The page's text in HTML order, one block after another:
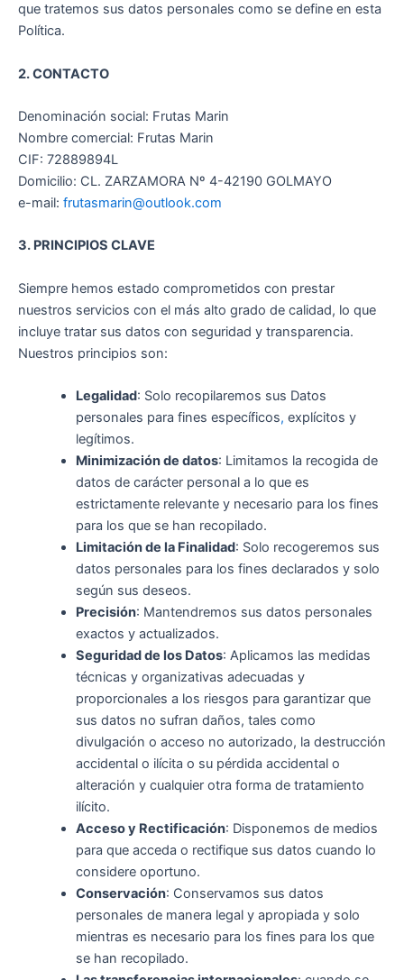
que tratemos sus datos personales como se define en esta
Política.
2. CONTACTO
Denominación social: Frutas Marin
Nombre comercial: Frutas Marin
CIF: 72889894L
Domicilio: CL. ZARZAMORA Nº 4-42190 GOLMAYO
e-mail: frutasmarin@outlook.com
3. PRINCIPIOS CLAVE
Siempre hemos estado comprometidos con prestar
nuestros servicios con el más alto grado de calidad, lo que
incluye tratar sus datos con seguridad y transparencia.
Nuestros principios son:
Legalidad: Solo recopilaremos sus Datos
personales para fines específicos, explícitos y
legítimos.
Minimización de datos: Limitamos la recogida de
datos de carácter personal a lo que es
estrictamente relevante y necesario para los fines
para los que se han recopilado.
Limitación de la Finalidad: Solo recogeremos sus
datos personales para los fines declarados y solo
según sus deseos.
Precisión: Mantendremos sus datos personales
exactos y actualizados.
Seguridad de los Datos: Aplicamos las medidas
técnicas y organizativas adecuadas y
proporcionales a los riesgos para garantizar que
sus datos no sufran daños, tales como
divulgación o acceso no autorizado, la destrucción
accidental o ilícita o su pérdida accidental o
alteración y cualquier otra forma de tratamiento
ilícito.
Acceso y Rectificación: Disponemos de medios
para que acceda o rectifique sus datos cuando lo
considere oportuno.
Conservación: Conservamos sus datos
personales de manera legal y apropiada y solo
mientras es necesario para los fines para los que
se han recopilado.